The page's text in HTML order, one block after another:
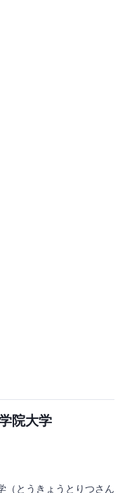
院大学
（とうきょうとりつさん